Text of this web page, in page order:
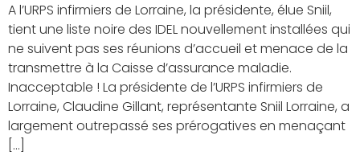
A l’URPS infirmiers de Lorraine, la présidente, élue Sniil,
tient une liste noire des IDEL nouvellement installées qui
ne suivent pas ses réunions d’accueil et menace de la
transmettre à la Caisse d’assurance maladie.
Inacceptable ! La présidente de l’URPS infirmiers de
Lorraine, Claudine Gillant, représentante Sniil Lorraine, a
largement outrepassé ses prérogatives en menaçant
[…]